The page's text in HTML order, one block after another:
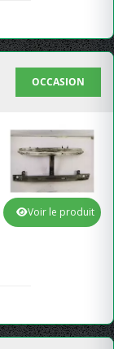
OCCASION
Voir le produit